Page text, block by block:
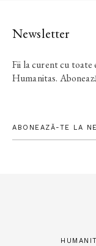
Newsletter
Fii la curent cu toate
Humanitas.
ABONEAZĂ-TE LA